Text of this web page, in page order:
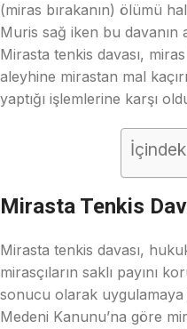
(miras bırakanın) ölümü
Muris sağ iken bu davanın
Mirasta tenkis davası,
aleyhine mirastan mal
yaptığı işlemlerine karşı
Mirasta Tenkis
Mirasta tenkis davası,
mirasçıların saklı payını
sonucu olarak uygulamaya
Medeni Kanunu’na göre